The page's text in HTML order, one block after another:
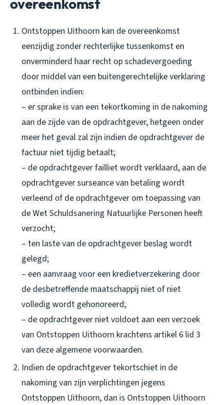
overeenkomst
Ontstoppen Uithoorn kan de overeenkomst
eenzijdig zonder rechterlijke tussenkomst en
onverminderd haar recht op schadevergoeding
door middel van een buitengerechtelijke verklaring
ontbinden indien:
– er sprake is van een tekortkoming in de nakoming
aan de zijde van de opdrachtgever, hetgeen onder
meer het geval zal zijn indien de opdrachtgever de
factuur niet tijdig betaalt;
– de opdrachtgever failliet wordt verklaard, aan de
opdrachtgever surseance van betaling wordt
verleend of de opdrachtgever om toepassing van
de Wet Schuldsanering Natuurlijke Personen heeft
verzocht;
– ten laste van de opdrachtgever beslag wordt
gelegd;
– een aanvraag voor een kredietverzekering door
de desbetreffende maatschappij niet of niet
volledig wordt gehonoreerd;
– de opdrachtgever niet voldoet aan een verzoek
van Ontstoppen Uithoorn krachtens artikel 6 lid 3
van deze algemene voorwaarden.
Indien de opdrachtgever tekortschiet in de
nakoming van zijn verplichtingen jegens
Ontstoppen Uithoorn, dan is Ontstoppen Uithoorn